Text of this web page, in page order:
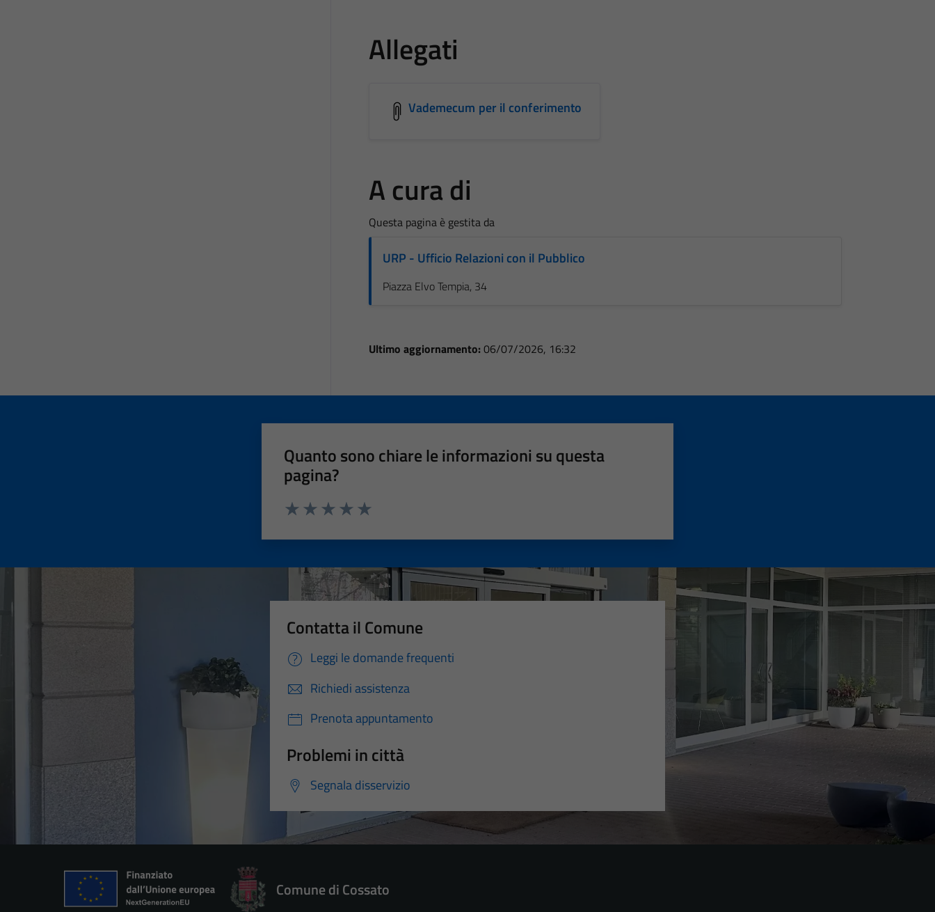
Allegati
Vademecum per il conferimento
A cura di
Questa pagina è gestita da
URP - Ufficio Relazioni con il Pubblico
Piazza Elvo Tempia, 34
Ultimo aggiornamento: 06/07/2026, 16:32
Quanto sono chiare le informazioni su questa
pagina?
Contatta il Comune
Leggi le domande frequenti
Richiedi assistenza
Prenota appuntamento
Problemi in città
Segnala disservizio
Comune di Cossato